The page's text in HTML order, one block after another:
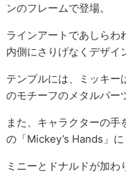
ンのフレームで登場。
ラインアートであしらわ
内側にさりげなくデザイ
テンプルには、ミッキー
のモチーフのメタルパー
また、キャラクターの
の「Mickey’s Hands」に
ミニーとドナルドが加わ